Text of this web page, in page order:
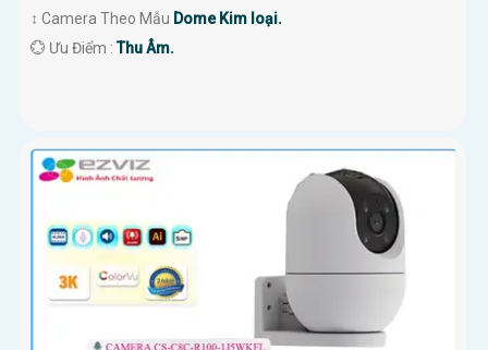
↕️ Camera Theo Mẫu Dome Kim loại.
️💮 Ưu Điểm :Thu Âm.